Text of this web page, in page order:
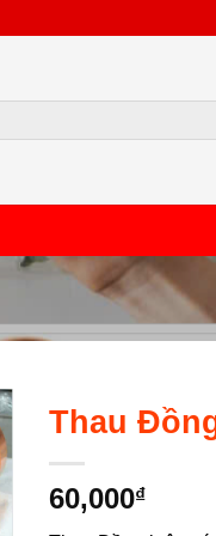
Thau
60,000₫
TẢI BẢNG
NHẬP SỐ SĐT/ZALO